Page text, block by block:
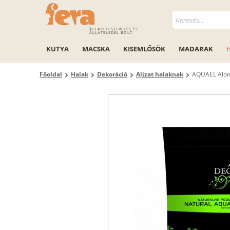
ÁLLATFELSZERELÉS ÉS
ÁLLATELEDEL BOLT
KUTYA MACSKA KISEMLŐSÖK MADARAK
Főoldal Halak Dekoráció Aljzat halaknak AQUAEL